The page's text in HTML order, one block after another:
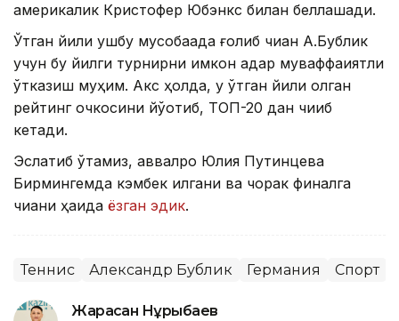
америкалик Кристофер Юбэнкс билан беллашади.
Ўтган йили ушбу мусобақада ғолиб чиққан А.Бублик
учун бу йилги турнирни имкон қадар муваффақиятли
ўтказиш муҳим. Акс ҳолда, у ўтган йили олган
рейтинг очкосини йўқотиб, ТОП-20 дан чиқиб
кетади.
Эслатиб ўтамиз, аввалроқ Юлия Путинцева
Бирмингемда кэмбек қилгани ва чорак финалга
чиққани ҳақида ёзган эдик.
Теннис Александр Бублик Германия Спорт
Жарасқан Нұрыбаев